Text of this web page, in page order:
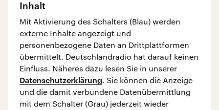
Inhalt
Mit Aktivierung des Schalters (Blau) werden
externe Inhalte angezeigt und
personenbezogene Daten an Drittplattformen
übermittelt. Deutschlandradio hat darauf keinen
Einfluss. Näheres dazu lesen Sie in unserer
Datenschutzerklärung. Sie können die Anzeige
und die damit verbundene Datenübermittlung
mit dem Schalter (Grau) jederzeit wieder